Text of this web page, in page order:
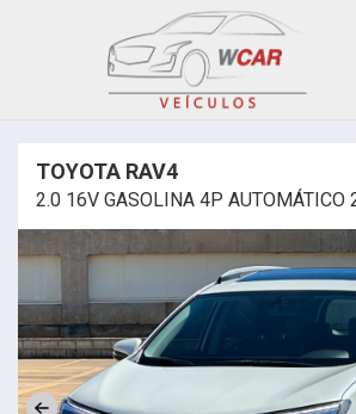
TOYOTA RAV4
2.0 16V GASOLINA 4P AUTOMÁTICO